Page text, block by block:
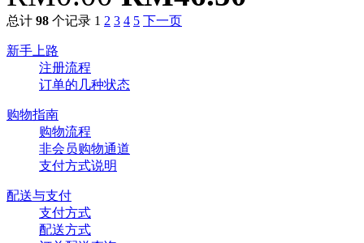
总计 98 个记录 1 2 3 4 5 下一页
新手上路
注册流程
订单的几种状态
购物指南
购物流程
非会员购物通道
支付方式说明
配送与支付
支付方式
配送方式